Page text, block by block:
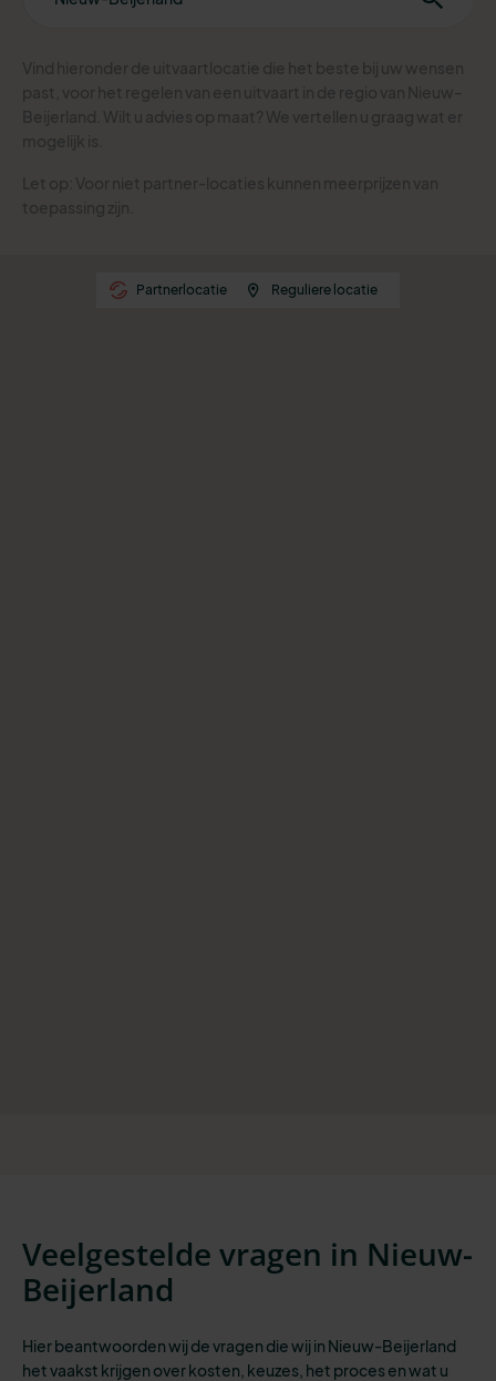
Partnerlocatie Reguliere locatie
Veelgestelde vragen in Nieuw-
Beijerland
Hier beantwoorden wij de vragen die wij in Nieuw-Beijerland
het vaakst krijgen over kosten, keuzes, het proces en wat u